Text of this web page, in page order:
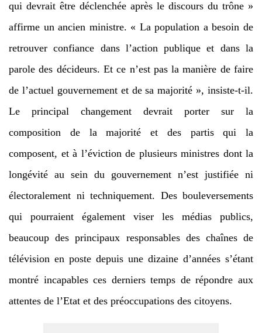
qui devrait être déclenchée après le discours du trône »
affirme un ancien ministre. « La population a besoin de
retrouver confiance dans l’action publique et dans la
parole des décideurs. Et ce n’est pas la manière de faire
de l’actuel gouvernement et de sa majorité », insiste-t-il.
Le principal changement devrait porter sur la
composition de la majorité et des partis qui la
composent, et à l’éviction de plusieurs ministres dont la
longévité au sein du gouvernement n’est justifiée ni
électoralement ni techniquement. Des bouleversements
qui pourraient également viser les médias publics,
beaucoup des principaux responsables des chaînes de
télévision en poste depuis une dizaine d’années s’étant
montré incapables ces derniers temps de répondre aux
attentes de l’Etat et des préoccupations des citoyens.